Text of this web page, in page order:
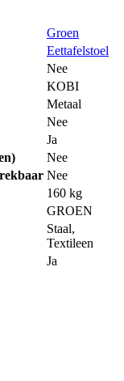
Groen
Eettafelstoel
Nee
KOBI
Metaal
Nee
Ja
Nee
Nee
160 kg
GROEN
Staal,
Textileen
Ja